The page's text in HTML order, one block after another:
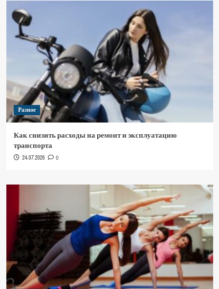
Разное
Как снизить расходы на ремонт и эксплуатацию
транспорта
24.07.2026 0